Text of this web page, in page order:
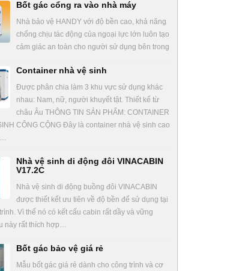
Bốt gác cổng ra vào nhà máy
Nhà bảo vệ HANDY với độ bền cao, khả năng
chống chịu tác động của ngoại lực lớn luôn tạo
cảm giác an toàn cho người sử dụng bên trong
Container nhà vệ sinh
Được phân chia làm 3 khu vực sử dụng khác
nhau: Nam, nữ, người khuyết tật. Thiết kế từ
châu Âu THÔNG TIN SẢN PHẨM: CONTAINER
CÔNG CỘNG Đây là container nhà vệ sinh cao
Nhà vệ sinh di động đôi VINACABIN
V17.2C
Nhà vệ sinh di động buồng đôi VINACABIN
được thiết kết ưu tiên về độ bền để sử dụng tại
Vì thế nó có kết cấu cabin rất dầy và vững
này rất thích hợp…
Bốt gác bảo vệ giá rẻ
Mẫu bốt gác giá rẻ dành cho công trình và cơ